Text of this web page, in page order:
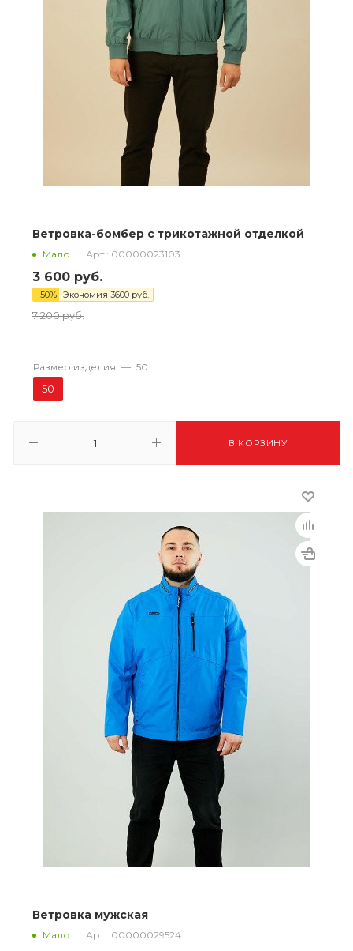
Ветровка-бомбер с трикотажной отделкой
Мало Арт.: 00000023103
3 600 руб.
-50% Экономия 3600 руб.
7 200руб.
В КОРЗИНУ
Размер изделия — 50
50
Ветровка мужская
Мало Арт.: 00000029524